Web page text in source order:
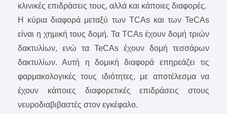
κλινικές επιδράσεις τους, αλλά και κάποιες διαφορές.
Η κύρια διαφορά μεταξύ των TCAs και των TeCAs
είναι η χημική τους δομή. Τα TCAs έχουν δομή τριών
δακτυλίων, ενώ τα TeCAs έχουν δομή τεσσάρων
δακτυλίων. Αυτή η δομική διαφορά επηρεάζει τις
φαρμακολογικές τους ιδιότητες, με αποτέλεσμα να
έχουν κάποιες διαφορετικές επιδράσεις στους
νευροδιαβιβαστές στον εγκέφαλο.